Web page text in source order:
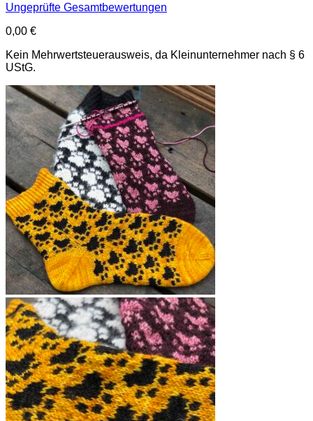
Ungeprüfte Gesamtbewertungen
0,00 €
Kein Mehrwertsteuerausweis, da Kleinunternehmer nach § 6
UStG.